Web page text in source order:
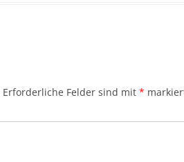
Erforderliche Felder sind mit *